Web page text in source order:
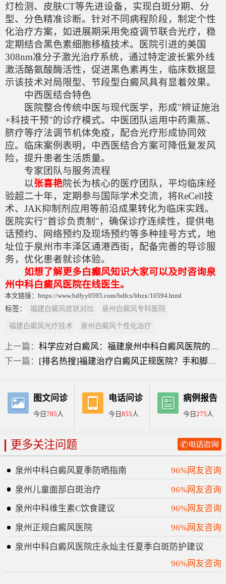
灯检测、皮肤CT等先进设备，实现白斑分期、分
型、分色精准诊断。针对不同病程阶段，制定个性
化治疗方案，如进展期采用免疫调节联合光疗，稳
定期结合黑色素细胞移植技术。医院引进的美国
308nm准分子激光治疗系统，通过特定波长紫外线
激活酪氨酸酶活性，促进黑色素再生，临床数据显
示该技术对局限型、节段型白癜风具有显着效果。
中西医结合特色
医院整合传统中医与现代医学，形成"辨证施治
+科技干预"的诊疗模式。中医团队运用中药熏蒸、
脐疗等疗法调节机体免疫，配合光疗形成协同效
应。临床案例表明，中西医结合方案可降低复发风
险，提升患者生活质量。
专家团队与服务流程
以张喜艳院长为核心的医疗团队，平均临床经
验超二十年，定期参与国际学术交流，将ReCell技
术、JAK抑制剂应用等前沿成果转化为临床实践。
医院实行"首诊负责制"，确保诊疗连续性，提供电
话预约、网络预约及现场预约等多种挂号方式，地
址位于泉州市丰泽区通港西街，配备完善的导诊服
务，优化患者就诊体验。
如想了解更多白癫风知识大家可以及时咨询泉
州中科白癜风医院在线医生。
本文链接：https://www.bdfyy0595.com/bdfcs/bbzx/10594.html
标签：
福建白癜风症状对比 泉州白癜风专科医院
福建白癜风光疗技术 泉州白癜风个性化治疗
上一篇：科学应对白癜风：福建泉州中科白癜风医院的专业诊疗路径
下一篇： [排名热搜]福建治疗白癜风正规医院？手和脚为什么会长白斑呢？
图文问诊
今日785人
电话问诊
今日 855人
病例报告
今日275人
更多关注问题
泉州中科白癜风夏季防晒指南
96%网友咨询
泉州儿童面部白斑治疗
96%网友咨询
泉州中科维生素C饮食建议
96%网友咨询
泉州正规白癜风医院
96%网友咨询
泉州中科白癜风医院庄永灿主任夏季白斑防护建议
96%网友咨询